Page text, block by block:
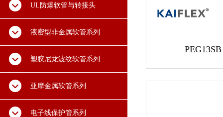
UL防爆软管与转接头
液密型非金属软管系列
塑胶尼龙波纹软管系列
亚摩金属软管系列
电子线保护管系列